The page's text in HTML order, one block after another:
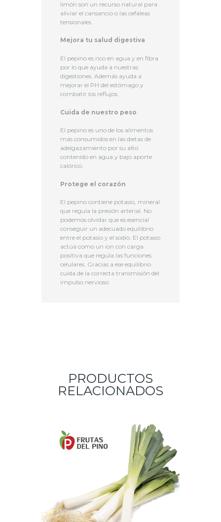
limón son un recurso natural para
aliviar el cansancio o las cefaleas
tensionales.
Mejora tu salud digestiva
El pepino es rico en agua y en fibra
por lo que ayuda a nuestras
digestiones. Además ayuda a
mejorar el PH del estómago y
combatir los reflujos.
Cuida de nuestro peso
El pepino es uno de los alimentos
más consumidos en las dietas de
adelgazamiento por su alto
contenido en agua y bajo aporte
calórico.
Protege el corazón
El pepino contiene potasio, mineral
que regula la presión arterial. No
podemos olvidar que es esencial
conseguir un adecuado equilibrio
entre el potasio y el sodio. El potasio
actúa como un ion con carga
positiva que regula las funciones
celulares. Gracias a ese equilibrio
cuida de la correcta transmisión del
impulso nervioso.
PRODUCTOS
RELACIONADOS